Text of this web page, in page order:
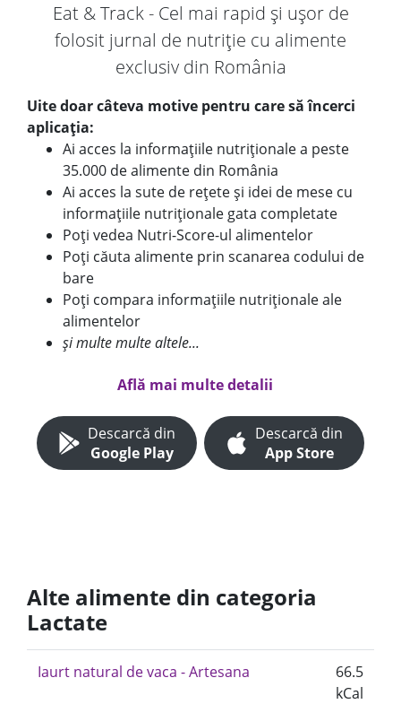
Eat & Track - Cel mai rapid și ușor de
folosit jurnal de nutriție cu alimente
exclusiv din România
Uite doar câteva motive pentru care să încerci
aplicația:
Ai acces la informațiile nutriționale a peste
35.000 de alimente din România
Ai acces la sute de rețete și idei de mese cu
informațiile nutriționale gata completate
Poți vedea Nutri-Score-ul alimentelor
Poți căuta alimente prin scanarea codului de
bare
Poți compara informațiile nutriționale ale
alimentelor
și multe multe altele...
Află mai multe detalii
Descarcă din
Google Play
Descarcă din
App Store
Alte alimente din categoria
Lactate
Iaurt natural de vaca - Artesana
66.5
kCal